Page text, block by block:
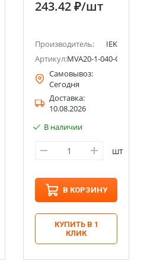
IEK
243.42 ₽/шт
Производитель:
IEK
Артикул:MVA20-1-040-C
Самовывоз:
Сегодня
Доставка:
10.08.2026
В наличии
шт
В КОРЗИНУ
КУПИТЬ В 1
КЛИК